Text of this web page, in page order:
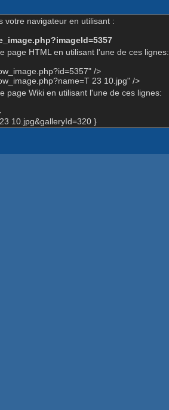
votre navigateur en utilisant :
page HTML en utilisant l'une de ces lignes:
/>
23 10.jpg" />
page Wiki en utilisant l'une de ces lignes:
10.jpg&galleryId=320 }